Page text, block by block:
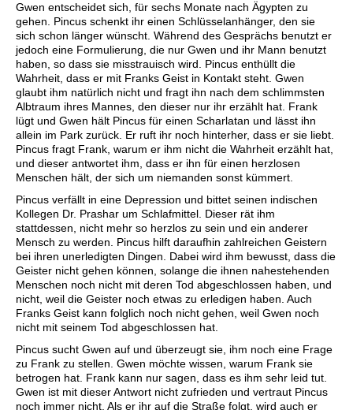
Gwen entscheidet sich, für sechs Monate nach Ägypten zu
gehen. Pincus schenkt ihr einen Schlüsselanhänger, den sie
sich schon länger wünscht. Während des Gesprächs benutzt er
jedoch eine Formulierung, die nur Gwen und ihr Mann benutzt
haben, so dass sie misstrauisch wird. Pincus enthüllt die
Wahrheit, dass er mit Franks Geist in Kontakt steht. Gwen
glaubt ihm natürlich nicht und fragt ihn nach dem schlimmsten
Albtraum ihres Mannes, den dieser nur ihr erzählt hat. Frank
lügt und Gwen hält Pincus für einen Scharlatan und lässt ihn
allein im Park zurück. Er ruft ihr noch hinterher, dass er sie liebt.
Pincus fragt Frank, warum er ihm nicht die Wahrheit erzählt hat,
und dieser antwortet ihm, dass er ihn für einen herzlosen
Menschen hält, der sich um niemanden sonst kümmert.
Pincus verfällt in eine Depression und bittet seinen indischen
Kollegen Dr. Prashar um Schlafmittel. Dieser rät ihm
stattdessen, nicht mehr so herzlos zu sein und ein anderer
Mensch zu werden. Pincus hilft daraufhin zahlreichen Geistern
bei ihren unerledigten Dingen. Dabei wird ihm bewusst, dass die
Geister nicht gehen können, solange die ihnen nahestehenden
Menschen noch nicht mit deren Tod abgeschlossen haben, und
nicht, weil die Geister noch etwas zu erledigen haben. Auch
Franks Geist kann folglich noch nicht gehen, weil Gwen noch
nicht mit seinem Tod abgeschlossen hat.
Pincus sucht Gwen auf und überzeugt sie, ihm noch eine Frage
zu Frank zu stellen. Gwen möchte wissen, warum Frank sie
betrogen hat. Frank kann nur sagen, dass es ihm sehr leid tut.
Gwen ist mit dieser Antwort nicht zufrieden und vertraut Pincus
noch immer nicht. Als er ihr auf die Straße folgt, wird auch er